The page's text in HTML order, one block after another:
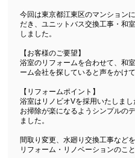
今回は東京都江東区のマンション
だき、ユニットバス交換工事・和
しました。
【お客様のご要望】
浴室のリフォームを合わせて、和
ーム会社を探していると声をかけ
【リフォームポイント】
浴室はリノビオVを採用いたしまし
お掃除が楽になるようシンプルの
ました。
間取り変更、水廻り交換工事など
リフォーム・リノベーションのこ